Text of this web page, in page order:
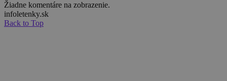
Žiadne komentáre na zobrazenie.
infoletenky.sk
Back to Top